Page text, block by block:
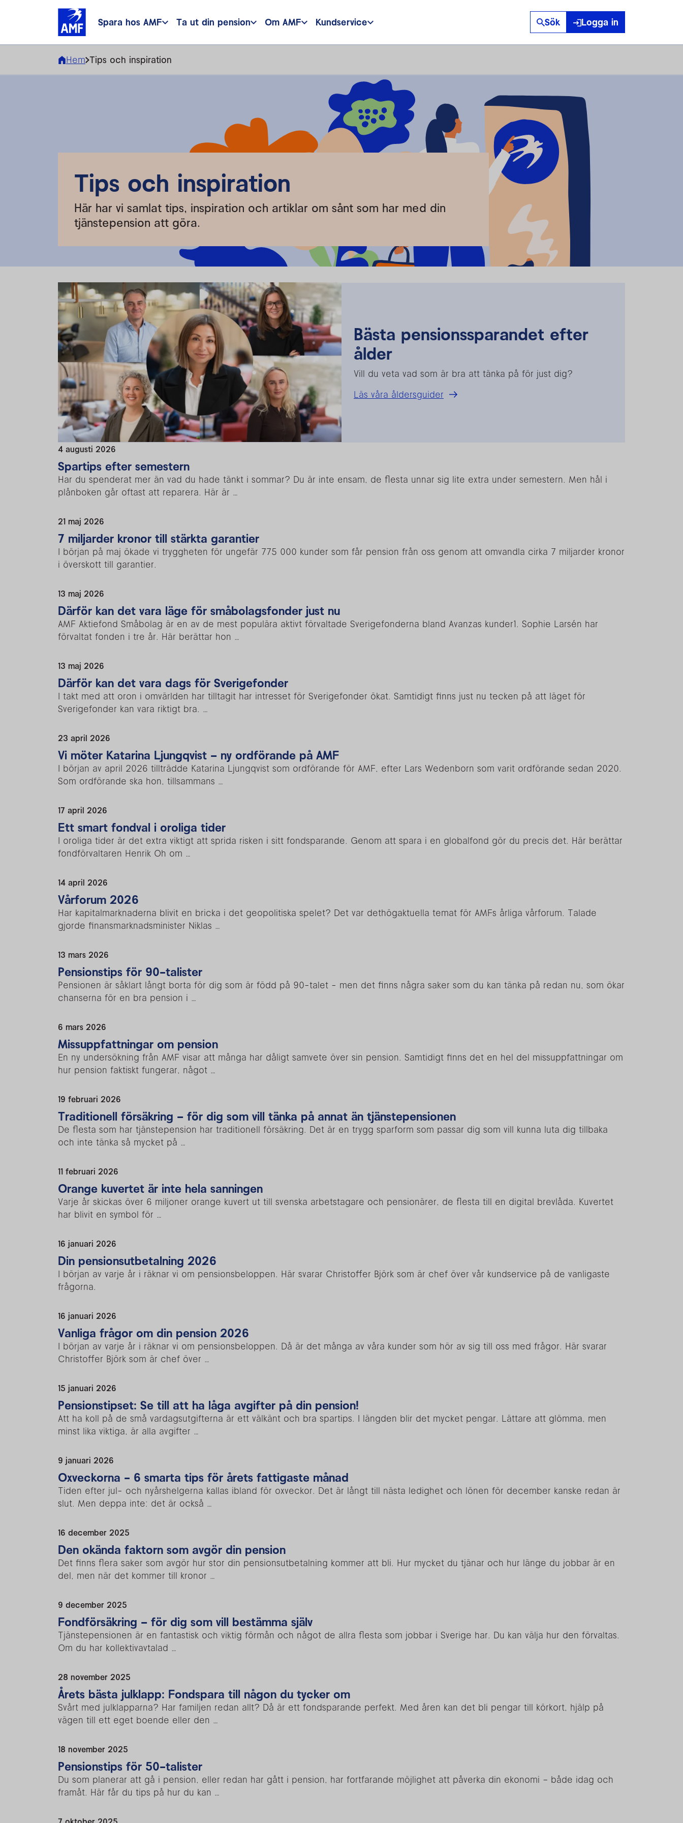
Spara hos AMF Ta ut din pension Om AMF Kundservice Sök Logga in
Hem Tips och inspiration
Tips och inspiration
Här har vi samlat tips, inspiration och artiklar om sånt som har med din
tjänstepension att göra.
Bästa pensionssparandet efter
ålder
Vill du veta vad som är bra att tänka på för just dig?
Läs våra åldersguider
4 augusti 2026
Spartips efter semestern
Har du spenderat mer än vad du hade tänkt i sommar? Du är inte ensam, de flesta unnar sig lite extra under semestern. Men hål i
plånboken går oftast att reparera. Här är …
21 maj 2026
7 miljarder kronor till stärkta garantier
I början på maj ökade vi tryggheten för ungefär 775 000 kunder som får pension från oss genom att omvandla cirka 7 miljarder kronor
i överskott till garantier.
13 maj 2026
Därför kan det vara läge för småbolagsfonder just nu
AMF Aktiefond Småbolag är en av de mest populära aktivt förvaltade Sverigefonderna bland Avanzas kunder1. Sophie Larsén har
förvaltat fonden i tre år. Här berättar hon …
13 maj 2026
Därför kan det vara dags för Sverigefonder
I takt med att oron i omvärlden har tilltagit har intresset för Sverigefonder ökat. Samtidigt finns just nu tecken på att läget för
Sverigefonder kan vara riktigt bra. …
23 april 2026
Vi möter Katarina Ljungqvist – ny ordförande på AMF
I början av april 2026 tillträdde Katarina Ljungqvist som ordförande för AMF, efter Lars Wedenborn som varit ordförande sedan 2020.
Som ordförande ska hon, tillsammans …
17 april 2026
Ett smart fondval i oroliga tider
I oroliga tider är det extra viktigt att sprida risken i sitt fondsparande. Genom att spara i en globalfond gör du precis det. Här berättar
fondförvaltaren Henrik Oh om …
14 april 2026
Vårforum 2026
Har kapitalmarknaderna blivit en bricka i det geopolitiska spelet? Det var dethögaktuella temat för AMFs årliga vårforum. Talade
gjorde finansmarknadsminister Niklas …
13 mars 2026
Pensionstips för 90-talister
Pensionen är såklart långt borta för dig som är född på 90-talet - men det finns några saker som du kan tänka på redan nu, som ökar
chanserna för en bra pension i …
6 mars 2026
Missuppfattningar om pension
En ny undersökning från AMF visar att många har dåligt samvete över sin pension. Samtidigt finns det en hel del missuppfattningar om
hur pension faktiskt fungerar, något …
19 februari 2026
Traditionell försäkring – för dig som vill tänka på annat än tjänstepensionen
De flesta som har tjänstepension har traditionell försäkring. Det är en trygg sparform som passar dig som vill kunna luta dig tillbaka
och inte tänka så mycket på …
11 februari 2026
Orange kuvertet är inte hela sanningen
Varje år skickas över 6 miljoner orange kuvert ut till svenska arbetstagare och pensionärer, de flesta till en digital brevlåda. Kuvertet
har blivit en symbol för …
16 januari 2026
Din pensionsutbetalning 2026
I början av varje år i räknar vi om pensionsbeloppen. Här svarar Christoffer Björk som är chef över vår kundservice på de vanligaste
frågorna.
16 januari 2026
Vanliga frågor om din pension 2026
I början av varje år i räknar vi om pensionsbeloppen. Då är det många av våra kunder som hör av sig till oss med frågor. Här svarar
Christoffer Björk som är chef över …
15 januari 2026
Pensionstipset: Se till att ha låga avgifter på din pension!
Att ha koll på de små vardagsutgifterna är ett välkänt och bra spartips. I längden blir det mycket pengar. Lättare att glömma, men
minst lika viktiga, är alla avgifter …
9 januari 2026
Oxveckorna - 6 smarta tips för årets fattigaste månad
Tiden efter jul- och nyårshelgerna kallas ibland för oxveckor. Det är långt till nästa ledighet och lönen för december kanske redan är
slut. Men deppa inte: det är också …
16 december 2025
Den okända faktorn som avgör din pension
Det finns flera saker som avgör hur stor din pensionsutbetalning kommer att bli. Hur mycket du tjänar och hur länge du jobbar är en
del, men när det kommer till kronor …
9 december 2025
Fondförsäkring – för dig som vill bestämma själv
Tjänstepensionen är en fantastisk och viktig förmån och något de allra flesta som jobbar i Sverige har. Du kan välja hur den förvaltas.
Om du har kollektivavtalad …
28 november 2025
Årets bästa julklapp: Fondspara till någon du tycker om
Svårt med julklapparna? Har familjen redan allt? Då är ett fondsparande perfekt. Med åren kan det bli pengar till körkort, hjälp på
vägen till ett eget boende eller den …
18 november 2025
Pensionstips för 50-talister
Du som planerar att gå i pension, eller redan har gått i pension, har fortfarande möjlighet att påverka din ekonomi – både idag och
framåt. Här får du tips på hur du kan …